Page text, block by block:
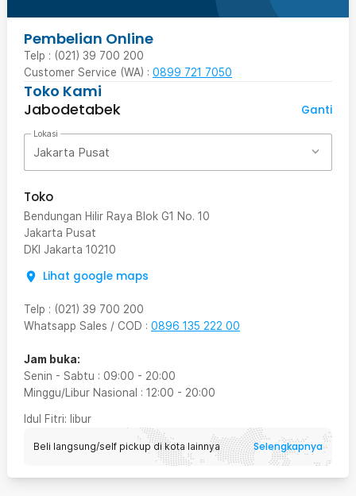
Pembelian Online
Telp : (021) 39 700 200
Customer Service (WA) : 0899 721 7050
Toko Kami
Jabodetabek
Ganti
Lokasi
Jakarta Pusat
Toko
Bendungan Hilir Raya Blok G1 No. 10
Jakarta Pusat
DKI Jakarta 10210
Lihat google maps
Telp : (021) 39 700 200
Whatsapp Sales / COD : 0896 135 222 00
Jam buka:
Senin - Sabtu : 09:00 - 20:00
Minggu/Libur Nasional : 12:00 - 20:00
Idul Fitri: libur
Beli langsung/self pickup di kota lainnya Selengkapnya